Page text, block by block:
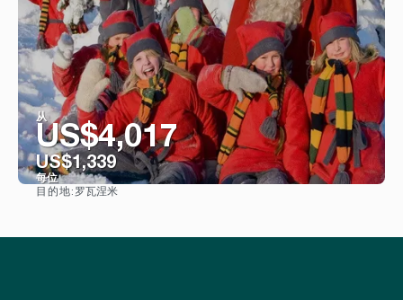
从
US$4,017
US$1,339
每位
目的地: 罗瓦涅米